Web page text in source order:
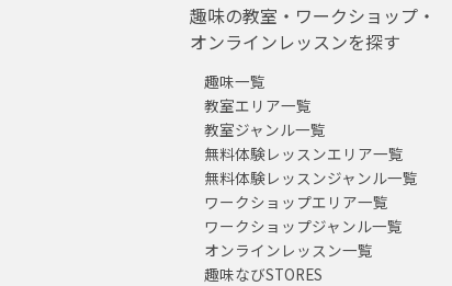
趣味の教室・ワークショップ・
オンラインレッスンを探す
趣味一覧
教室エリア一覧
教室ジャンル一覧
無料体験レッスンエリア一覧
無料体験レッスンジャンル一覧
ワークショップエリア一覧
ワークショップジャンル一覧
オンラインレッスン一覧
趣味なびSTORES